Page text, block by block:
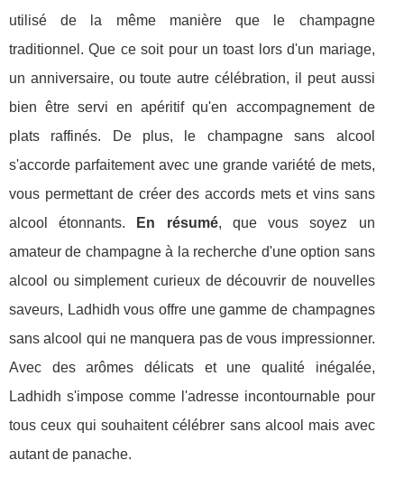
utilisé de la même manière que le champagne
traditionnel. Que ce soit pour un toast lors d'un mariage,
un anniversaire, ou toute autre célébration, il peut aussi
bien être servi en apéritif qu'en accompagnement de
plats raffinés. De plus, le champagne sans alcool
s'accorde parfaitement avec une grande variété de mets,
vous permettant de créer des accords mets et vins sans
alcool étonnants.
En résumé, que vous soyez un
amateur de champagne à la recherche d'une option sans
alcool ou simplement curieux de découvrir de nouvelles
saveurs, Ladhidh vous offre une gamme de champagnes
sans alcool qui ne manquera pas de vous impressionner.
Avec des arômes délicats et une qualité inégalée,
Ladhidh s'impose comme l'adresse incontournable pour
tous ceux qui souhaitent célébrer sans alcool mais avec
autant de panache.